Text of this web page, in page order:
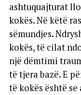
ashtuquajturat
kokës. Në këtë
sëmundjes.
kokës, të cilat
një dëmtimi
të tjera bazë. E
të kokës është